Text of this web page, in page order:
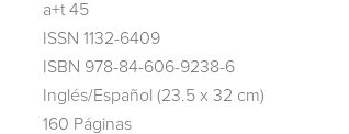
a+t 45
ISSN 1132-6409
ISBN 978-84-606-9238-6
Inglés/Español (23.5 x 32 cm)
160 Páginas